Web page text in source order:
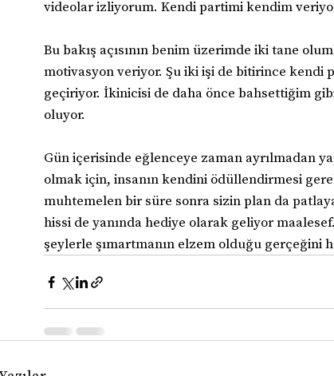
videolar izliyorum. Kendi partimi kendim
Bu bakış açısının benim üzerimde iki tane
motivasyon veriyor. Şu iki işi de bitirince kendi
geçiriyor. İkinicisi de daha önce bahsettiğim
oluyor.
Gün içerisinde eğlenceye zaman ayrılmadan
olmak için, insanın kendini ödüllendirmesi
muhtemelen bir süre sonra sizin plan da
hissi de yanında hediye olarak geliyor
şeylerle şımartmanın elzem olduğu gerçeğini